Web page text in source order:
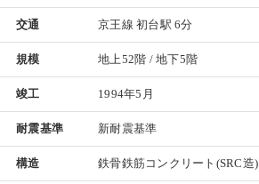
交通 京王線 初台駅 6分
規模 地上52階 / 地下5階
竣工 1994年5月
耐震基準 新耐震基準
構造 鉄骨鉄筋コンクリート(SRC造)